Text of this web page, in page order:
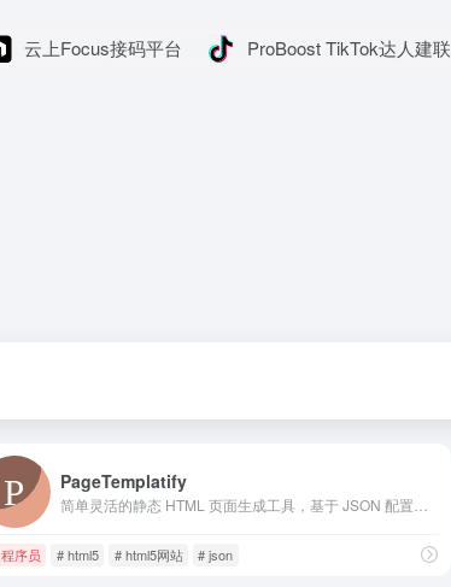
云上Focus接码平台 ProBoost TikTok达人建联
PageTemplatify
程序员 # html5 # html5网站 # json